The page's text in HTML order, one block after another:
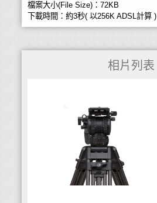
檔案大小(File Size)：72KB
下載時間：約3秒( 以256K ADSL計算 )
相片列表